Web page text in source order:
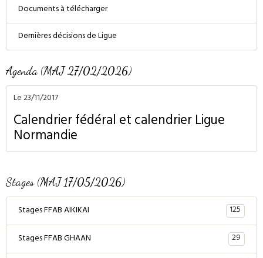
Documents à télécharger
Dernières décisions de Ligue
Agenda (MAJ 27/02/2026)
Le 23/11/2017
Calendrier fédéral et calendrier Ligue
Normandie
Stages (MAJ 17/05/2026)
Stages FFAB AIKIKAI
125
Stages FFAB GHAAN
29